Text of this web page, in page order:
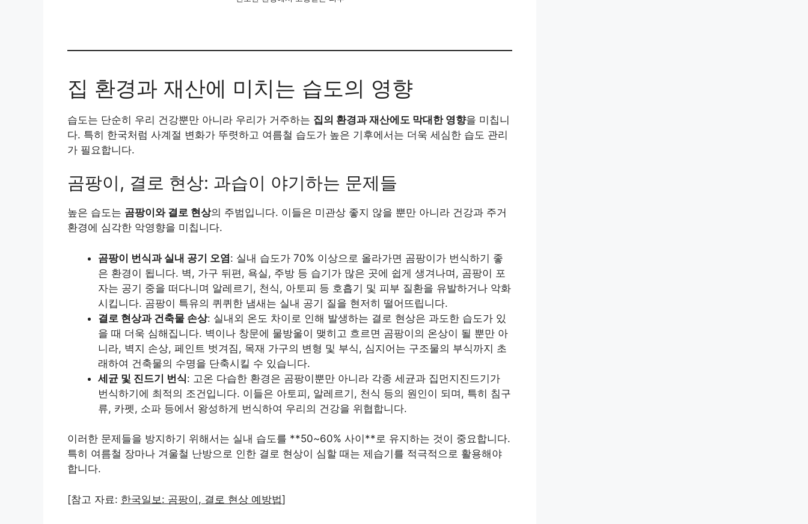
집 환경과 재산에 미치는 습도의 영향
습도는 단순히 우리 건강뿐만 아니라 우리가 거주하는 집의 환경과 재산에도 막대한 영향을 미칩니
다. 특히 한국처럼 사계절 변화가 뚜렷하고 여름철 습도가 높은 기후에서는 더욱 세심한 습도 관리
가 필요합니다.
곰팡이, 결로 현상: 과습이 야기하는 문제들
높은 습도는 곰팡이와 결로 현상의 주범입니다. 이들은 미관상 좋지 않을 뿐만 아니라 건강과 주거
환경에 심각한 악영향을 미칩니다.
곰팡이 번식과 실내 공기 오염: 실내 습도가 70% 이상으로 올라가면 곰팡이가 번식하기 좋
은 환경이 됩니다. 벽, 가구 뒤편, 욕실, 주방 등 습기가 많은 곳에 쉽게 생겨나며, 곰팡이 포
자는 공기 중을 떠다니며 알레르기, 천식, 아토피 등 호흡기 및 피부 질환을 유발하거나 악화
시킵니다. 곰팡이 특유의 퀴퀴한 냄새는 실내 공기 질을 현저히 떨어뜨립니다.
결로 현상과 건축물 손상: 실내외 온도 차이로 인해 발생하는 결로 현상은 과도한 습도가 있
을 때 더욱 심해집니다. 벽이나 창문에 물방울이 맺히고 흐르면 곰팡이의 온상이 될 뿐만 아
니라, 벽지 손상, 페인트 벗겨짐, 목재 가구의 변형 및 부식, 심지어는 구조물의 부식까지 초
래하여 건축물의 수명을 단축시킬 수 있습니다.
세균 및 진드기 번식: 고온 다습한 환경은 곰팡이뿐만 아니라 각종 세균과 집먼지진드기가
번식하기에 최적의 조건입니다. 이들은 아토피, 알레르기, 천식 등의 원인이 되며, 특히 침구
류, 카펫, 소파 등에서 왕성하게 번식하여 우리의 건강을 위협합니다.
이러한 문제들을 방지하기 위해서는 실내 습도를 **50~60% 사이**로 유지하는 것이 중요합니다.
특히 여름철 장마나 겨울철 난방으로 인한 결로 현상이 심할 때는 제습기를 적극적으로 활용해야
합니다.
[참고 자료: 한국일보: 곰팡이, 결로 현상 예방법]